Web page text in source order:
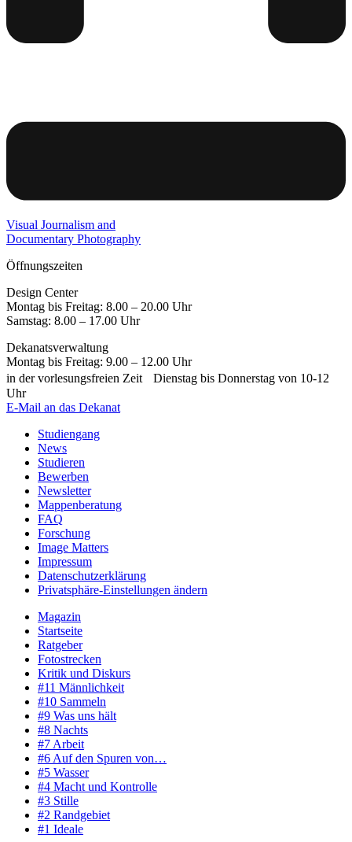
Visual Journalism and
Documentary Photography
Öffnungszeiten
Design Center
Montag bis Freitag: 8.00 – 20.00 Uhr
Samstag: 8.00 – 17.00 Uhr
Dekanatsverwaltung
Montag bis Freitag: 9.00 – 12.00 Uhr
in der vorlesungsfreien Zeit Dienstag bis Donnerstag von 10-12
Uhr
E-Mail an das Dekanat
Studiengang
News
Studieren
Bewerben
Newsletter
Mappenberatung
FAQ
Forschung
Image Matters
Impressum
Datenschutzerklärung
Privatsphäre-Einstellungen ändern
Magazin
Startseite
Ratgeber
Fotostrecken
Kritik und Diskurs
#11 Männlichkeit
#10 Sammeln
#9 Was uns hält
#8 Nachts
#7 Arbeit
#6 Auf den Spuren von…
#5 Wasser
#4 Macht und Kontrolle
#3 Stille
#2 Randgebiet
#1 Ideale